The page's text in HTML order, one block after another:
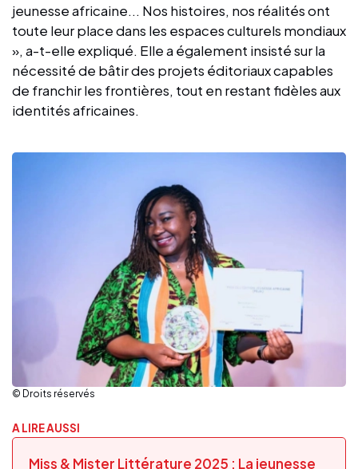
jeunesse africaine... Nos histoires, nos réalités ont
toute leur place dans les espaces culturels mondiaux
», a-t-elle expliqué. Elle a également insisté sur la
nécessité de bâtir des projets éditoriaux capables
de franchir les frontières, tout en restant fidèles aux
identités africaines.
© Droits réservés
A LIRE AUSSI
Miss & Mister Littérature 2025 : La jeunesse